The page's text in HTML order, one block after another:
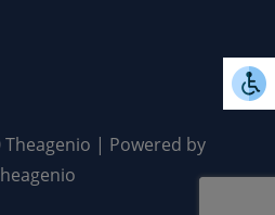
| Powered by